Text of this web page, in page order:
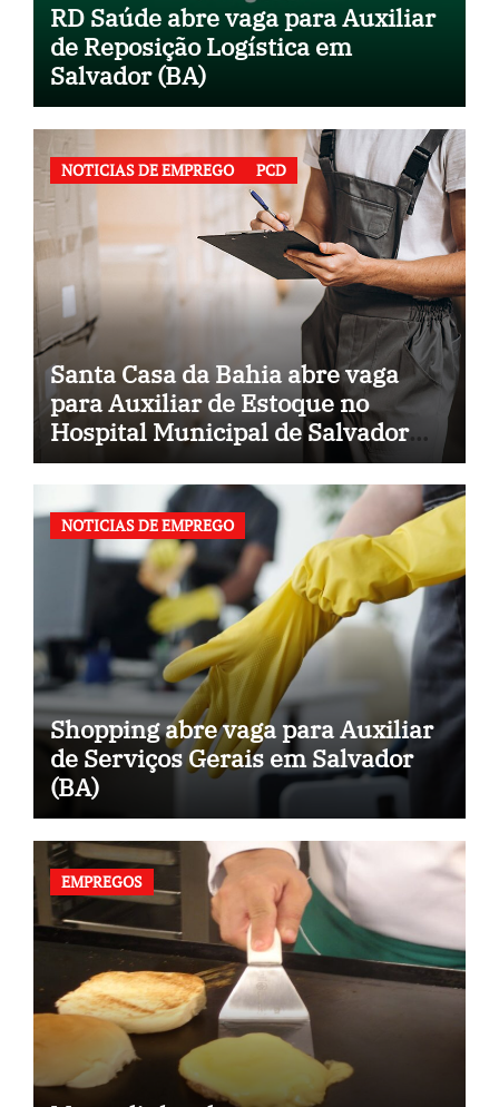
RD Saúde abre vaga para Auxiliar
de Reposição Logística em
Salvador (BA)
NOTICIAS DE EMPREGO PCD
Santa Casa da Bahia abre vaga
para Auxiliar de Estoque no
Hospital Municipal de Salvador
(BA)
NOTICIAS DE EMPREGO
Shopping abre vaga para Auxiliar
de Serviços Gerais em Salvador
(BA)
EMPREGOS